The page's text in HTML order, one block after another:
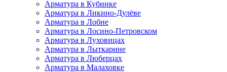
Арматура в Кубинке
Арматура в Ликино-Дулёве
Арматура в Лобне
Арматура в Лосино-Петровском
Арматура в Луховицах
Арматура в Лыткарине
Арматура в Люберцах
Арматура в Малаховке